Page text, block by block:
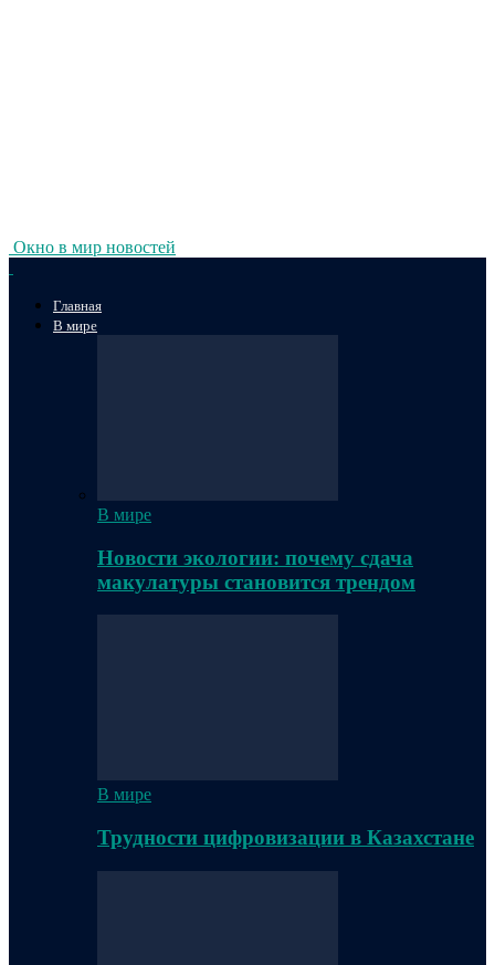
Окно в мир новостей
Главная
В мире
В мире
Новости экологии: почему сдача
макулатуры становится трендом
В мире
Трудности цифровизации в Казахстане